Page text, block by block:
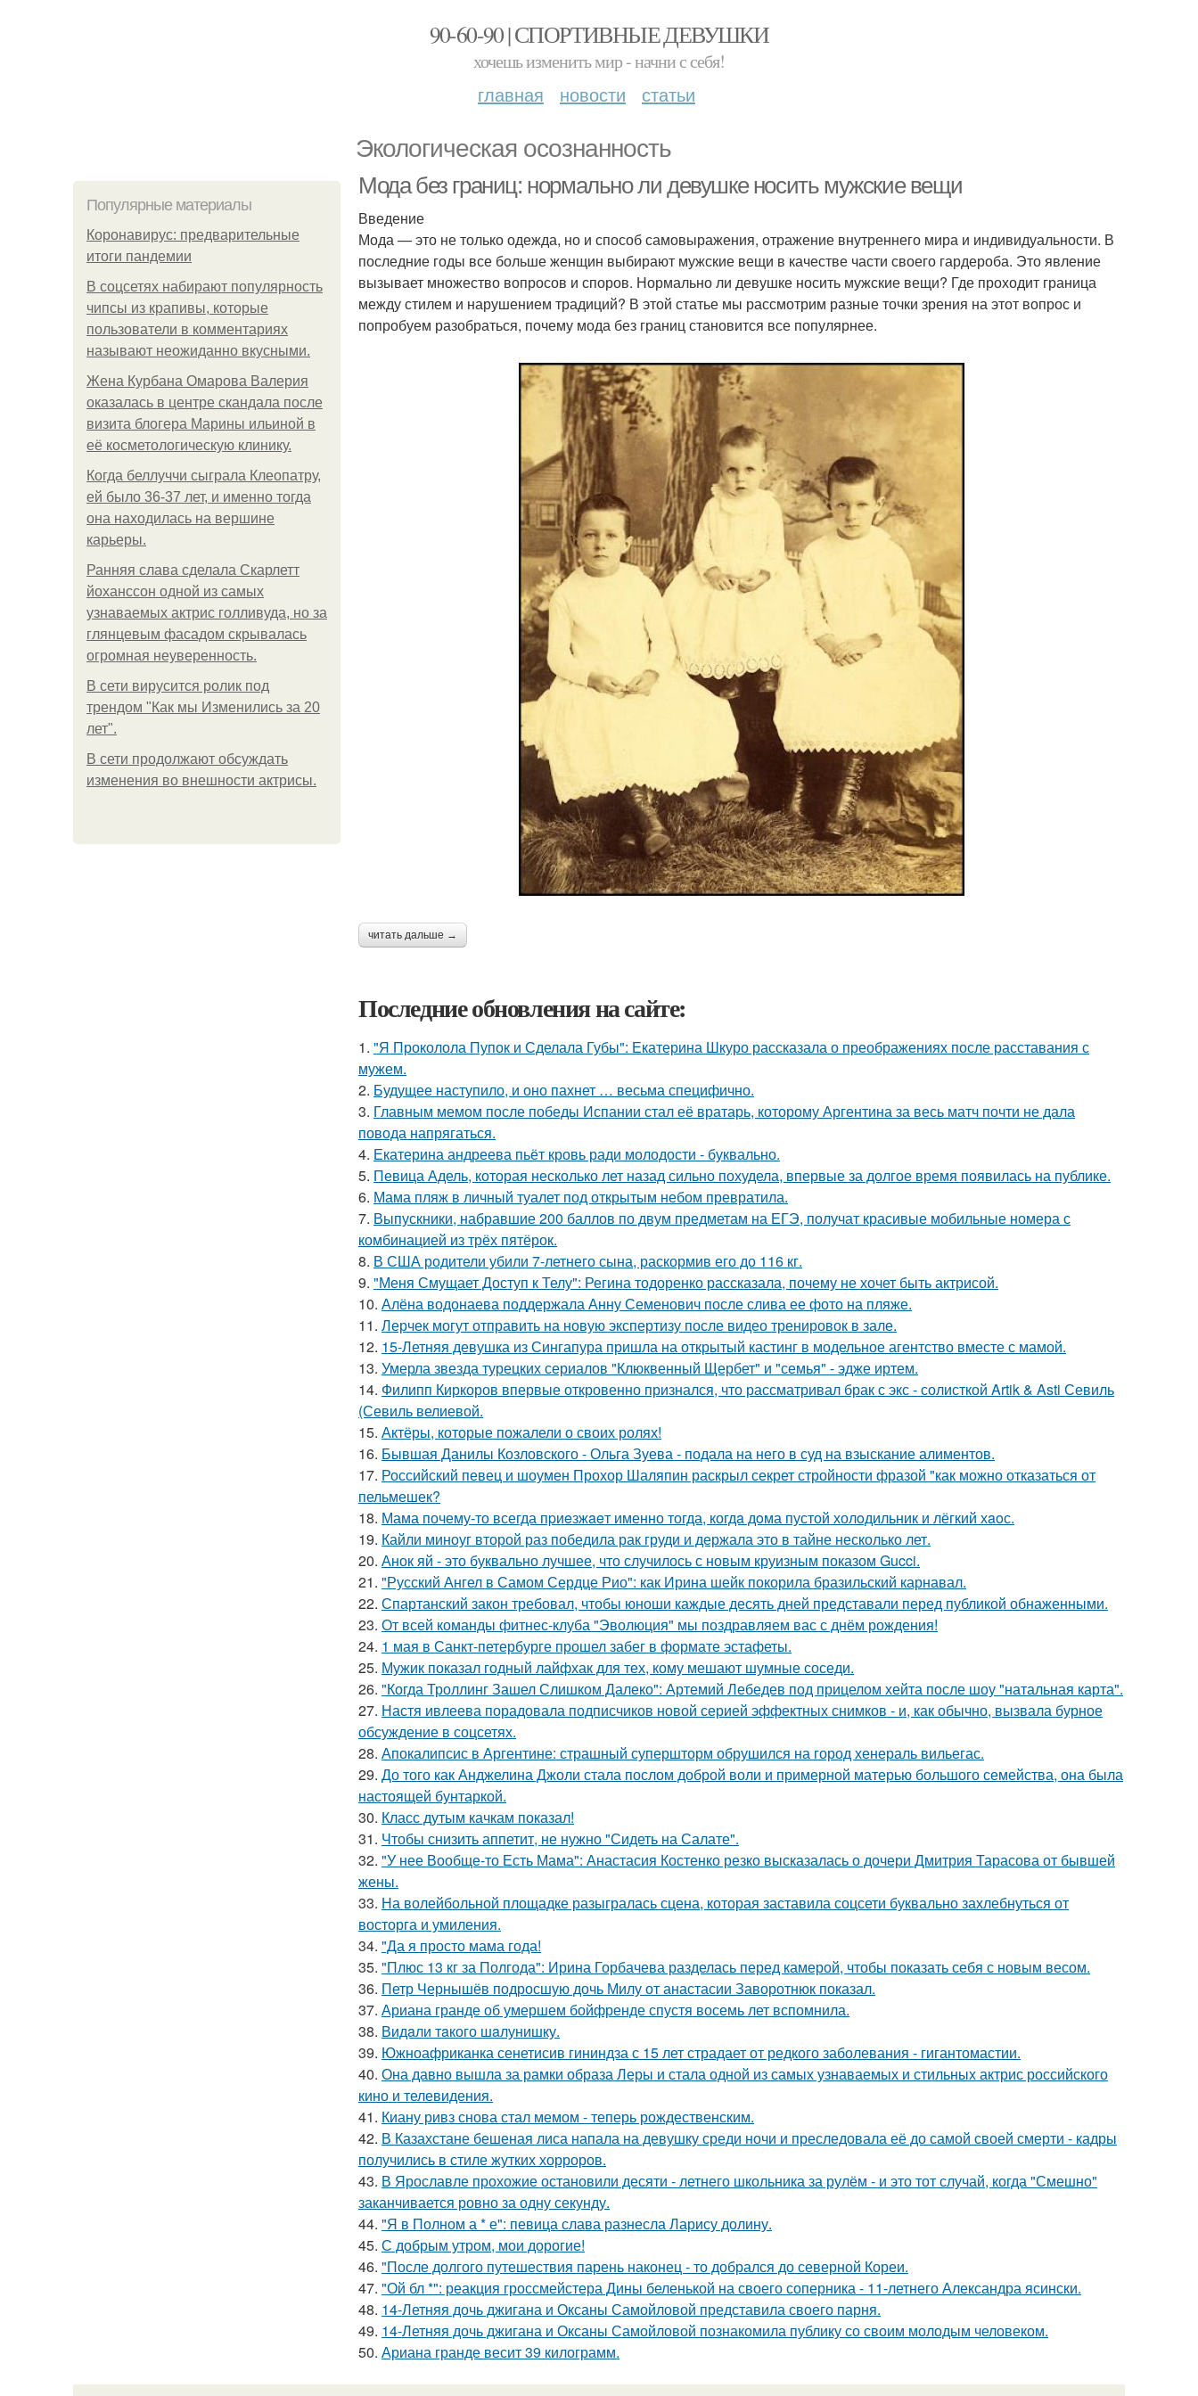
90-60-90 | СПОРТИВНЫЕ ДЕВУШКИ
хочешь изменить мир - начни с себя!
главная новости статьи
Экологическая осознанность
Популярные материалы
Коронавирус: предварительные
итоги пандемии
В соцсетях набирают популярность
чипсы из крапивы, которые
пользователи в комментариях
называют неожиданно вкусными.
Жена Курбана Омарова Валерия
оказалась в центре скандала после
визита блогера Марины ильиной в
её косметологическую клинику.
Когда беллуччи сыграла Клеопатру,
ей было 36-37 лет, и именно тогда
она находилась на вершине
карьеры.
Ранняя слава сделала Скарлетт
йоханссон одной из самых
узнаваемых актрис голливуда, но за
глянцевым фасадом скрывалась
огромная неуверенность.
В сети вирусится ролик под
трендом "Как мы Изменились за 20
лет".
В сети продолжают обсуждать
изменения во внешности актрисы.
Мода без границ: нормально ли девушке носить мужские вещи
Введение
Мода — это не только одежда, но и способ самовыражения, отражение внутреннего мира и индивидуальности. В
последние годы все больше женщин выбирают мужские вещи в качестве части своего гардероба. Это явление
вызывает множество вопросов и споров. Нормально ли девушке носить мужские вещи? Где проходит граница
между стилем и нарушением традиций? В этой статье мы рассмотрим разные точки зрения на этот вопрос и
попробуем разобраться, почему мода без границ становится все популярнее.
читать дальше →
Последние обновления на сайте:
1. "Я Проколола Пупок и Сделала Губы": Екатерина Шкуро рассказала о преображениях после расставания с
мужем.
2. Будущее наступило, и оно пахнет … весьма специфично.
3. Главным мемом после победы Испании стал её вратарь, которому Аргентина за весь матч почти не дала
повода напрягаться.
4. Екатерина андреева пьёт кровь ради молодости - буквально.
5. Певица Адель, которая несколько лет назад сильно похудела, впервые за долгое время появилась на публике.
6. Мама пляж в личный туалет под открытым небом превратила.
7. Выпускники, набравшие 200 баллов по двум предметам на ЕГЭ, получат красивые мобильные номера с
комбинацией из трёх пятёрок.
8. В США родители убили 7-летнего сына, раскормив его до 116 кг.
9. "Меня Смущает Доступ к Телу": Регина тодоренко рассказала, почему не хочет быть актрисой.
10. Алёна водонаева поддержала Анну Семенович после слива ее фото на пляже.
11. Лерчек могут отправить на новую экспертизу после видео тренировок в зале.
12. 15-Летняя девушка из Сингапура пришла на открытый кастинг в модельное агентство вместе с мамой.
13. Умерла звезда турецких сериалов "Клюквенный Щербет" и "семья" - эдже иртем.
14. Филипп Киркоров впервые откровенно признался, что рассматривал брак с экс - солисткой Artik & Asti Севиль
(Севиль велиевой.
15. Актёры, которые пожалели о своих ролях!
16. Бывшая Данилы Козловского - Ольга Зуева - подала на него в суд на взыскание алиментов.
17. Российский певец и шоумен Прохор Шаляпин раскрыл секрет стройности фразой "как можно отказаться от
пельмешек?
18. Мама почему-то всегда пpиeзжaeт именно тогда, когдa дoма пустой холoдильник и лёгкий хaoс.
19. Кайли миноуг второй раз победила рак груди и держала это в тайне несколько лет.
20. Анок яй - это буквально лучшее, что случилось с новым круизным показом Gucci.
21. "Русский Ангел в Самом Сердце Рио": как Ирина шейк покорила бразильский карнавал.
22. Спартанский закон требовал, чтобы юноши каждые десять дней представали перед публикой обнаженными.
23. От всей команды фитнес-клуба "Эволюция" мы поздравляем вас с днём рождения!
24. 1 мая в Санкт-петербурге прошел забег в формате эстафеты.
25. Мужик показал годный лайфхак для тех, кому мешают шумные соседи.
26. "Когда Троллинг Зашел Слишком Далеко": Артемий Лебедев под прицелом хейта после шоу "натальная карта".
27. Настя ивлеева порадовала подписчиков новой серией эффектных снимков - и, как обычно, вызвала бурное
обсуждение в соцсетях.
28. Апокалипсис в Аргентине: страшный супершторм обрушился на город хенераль вильегас.
29. До того как Анджелина Джоли стала послом доброй воли и примерной матерью большого семейства, она была
настоящей бунтаркой.
30. Класс дутым качкам показал!
31. Чтобы снизить аппетит, не нужно "Сидеть на Салате".
32. "У нее Вообще-то Есть Мама": Анастасия Костенко резко высказалась о дочери Дмитрия Тарасова от бывшей
жены.
33. На волейбольной площадке разыгралась сцена, которая заставила соцсети буквально захлебнуться от
восторга и умиления.
34. "Да я просто мама года!
35. "Плюс 13 кг за Полгода": Ирина Горбачева разделась перед камерой, чтобы показать себя с новым весом.
36. Петр Чернышёв подросшую дочь Милу от анастасии Заворотнюк показал.
37. Ариана гранде об умершем бойфренде спустя восемь лет вспомнила.
38. Видaли тaкого шaлунишку.
39. Южноафриканка сенетисив гининдза с 15 лет страдает от редкого заболевания - гигантомастии.
40. Она давно вышла за рамки образа Леры и стала одной из самых узнаваемых и стильных актрис российского
кино и телевидения.
41. Киану ривз снова стал мемом - теперь рождественским.
42. В Казахстане бешеная лиса напала на девушку среди ночи и преследовала её до самой своей смерти - кадры
получились в стиле жутких хорроров.
43. В Ярославле прохожие остановили десяти - летнего школьника за рулём - и это тот случай, когда "Смешно"
заканчивается ровно за одну секунду.
44. "Я в Полном а * е": певица слава разнесла Ларису долину.
45. С добрым утром, мои дорогие!
46. "После долгого путешествия парень наконец - то добрался до северной Кореи.
47. "Ой бл *": реакция гроссмейстера Дины беленькой на своего соперника - 11-летнего Александра ясински.
48. 14-Летняя дочь джигана и Оксаны Самойловой представила своего парня.
49. 14-Летняя дочь джигана и Оксаны Самойловой познакомила публику со своим молодым человеком.
50. Ариана гранде весит 39 килограмм.